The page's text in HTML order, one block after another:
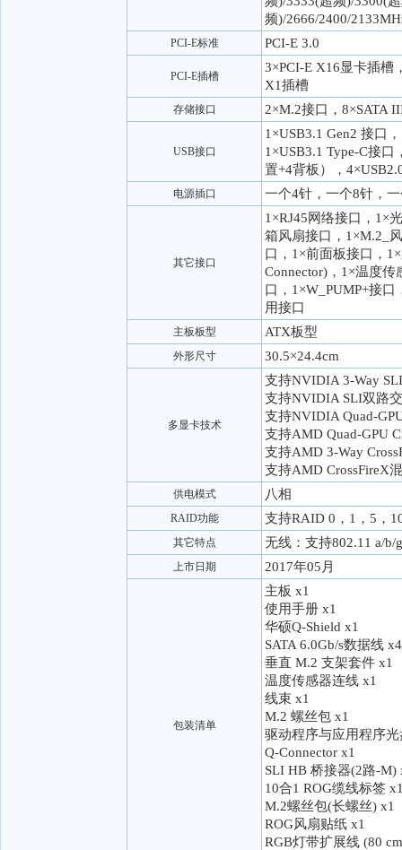
频)/2666/2400/
PCI-E标准 PCI-E 3.0
PCI-E插槽
3×PCI-E X16显卡插槽
X1插槽
存储接口 2×M.2接口，8×SATA
USB接口
1×USB3.1 Gen2 接口
1×USB3.1 Type-C接口
置+4背板），
电源插口 一个4针，一个8针，
其它接口
1×RJ45网络接口，1×
箱风扇接口，1×M.2_
口，1×前面板接口，
Connector)，1×温度
口，1×W_PUMP+接口
用接口
主板板型 ATX板型
外形尺寸 30.5×24.4cm
多显卡技术
支持NVIDIA 3-Way
支持NVIDIA SLI双路
支持NVIDIA Quad-
支持AMD Quad-GPU
支持AMD 3-Way
支持AMD CrossFireX
供电模式 八相
RAID功能 支持RAID 0，1，5，
其它特点 无线：支持802.11 a/b/
上市日期 2017年05月
包装清单
主板 x1
使用手册 x1
华硕Q-Shield x1
SATA 6.0Gb/s数据线 x4
垂直 M.2 支架套件 x1
温度传感器连线 x1
线束 x1
M.2 螺丝包 x1
驱动程序与应用程序
Q-Connector x1
SLI HB 桥接器(2路-M)
10合1 ROG缆线标签
M.2螺丝包(长螺丝) x1
ROG风扇贴纸 x1
RGB灯带扩展线 (80